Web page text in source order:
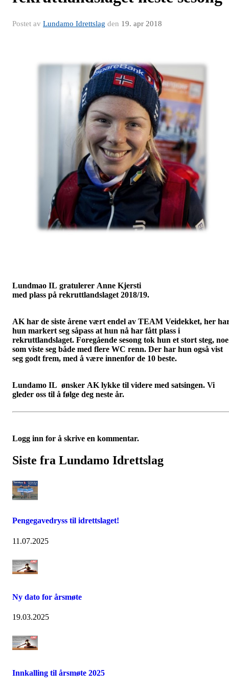
Postet av Lundamo Idrettslag den 19. apr 2018
Lundmao IL gratulerer Anne Kjersti
med plass på rekruttlandslaget 2018/19.
AK har de siste årene vært endel av TEAM Veidekket, her
hun markert seg såpass at hun nå har fått plass i
rekruttlandslaget. Foregående sesong tok hun et stort steg, noe
som viste seg både med flere WC renn. Der har hun også vist
seg godt frem, med å være innenfor de 10 beste.
Lundamo IL ønsker AK lykke til videre med satsingen. Vi
gleder oss til å følge deg neste år.
Logg inn for å skrive en kommentar.
Siste fra Lundamo Idrettslag
Pengegavedryss til idrettslaget!
11.07.2025
Ny dato for årsmøte
19.03.2025
Innkalling til årsmøte 2025